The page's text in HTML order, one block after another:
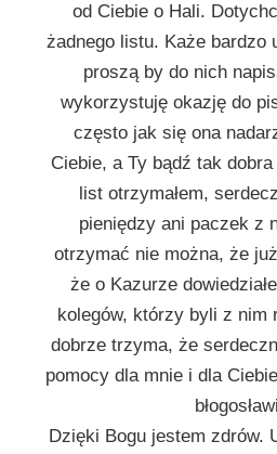
od Ciebie o Hali.
żadnego listu. Każe bardzo
proszą by do nich
wykorzystuję okazję do
często jak się ona
Ciebie, a Ty bądź tak
list otrzymałem,
pieniędzy ani paczek z
otrzymać nie można, że
że o Kazurze
kolegów, którzy byli z nim
dobrze trzyma, że
pomocy dla mnie i dla
Dzięki Bogu jestem zdrów.